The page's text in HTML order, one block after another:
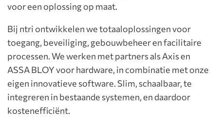
voor een oplossing op maat.
Bij ntri ontwikkelen we totaaloplossingen voor
toegang, beveiliging, gebouwbeheer en facilitaire
processen. We werken met partners als Axis en
ASSA BLOY voor hardware, in combinatie met onze
eigen innovatieve software. Slim, schaalbaar, te
integreren in bestaande systemen, en daardoor
kostenefficiënt.